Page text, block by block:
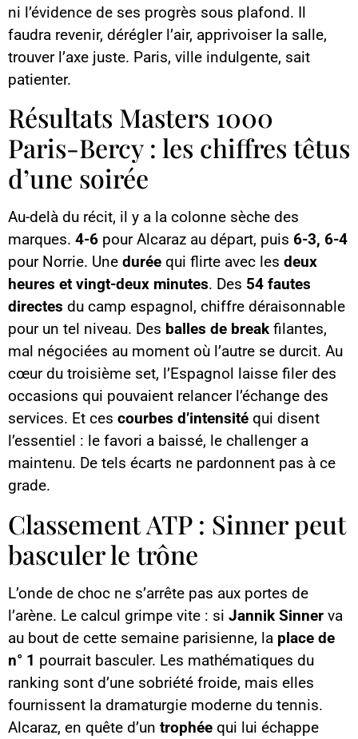
ni l’évidence de ses progrès sous plafond. Il
faudra revenir, dérégler l’air, apprivoiser la salle,
trouver l’axe juste. Paris, ville indulgente, sait
patienter.
Résultats Masters 1000
Paris-Bercy : les chiffres têtus
d’une soirée
Au-delà du récit, il y a la colonne sèche des
marques. 4-6 pour Alcaraz au départ, puis 6-3, 6-4
pour Norrie. Une durée qui flirte avec les deux
heures et vingt-deux minutes. Des 54 fautes
directes du camp espagnol, chiffre déraisonnable
pour un tel niveau. Des balles de break filantes,
mal négociées au moment où l’autre se durcit. Au
cœur du troisième set, l’Espagnol laisse filer des
occasions qui pouvaient relancer l’échange des
services. Et ces courbes d’intensité qui disent
l’essentiel : le favori a baissé, le challenger a
maintenu. De tels écarts ne pardonnent pas à ce
grade.
Classement ATP : Sinner peut
basculer le trône
L’onde de choc ne s’arrête pas aux portes de
l’arène. Le calcul grimpe vite : si Jannik Sinner va
au bout de cette semaine parisienne, la place de
n° 1 pourrait basculer. Les mathématiques du
ranking sont d’une sobriété froide, mais elles
fournissent la dramaturgie moderne du tennis.
Alcaraz, en quête d’un trophée qui lui échappe